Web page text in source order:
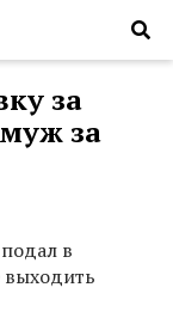
за
за
в
выходить